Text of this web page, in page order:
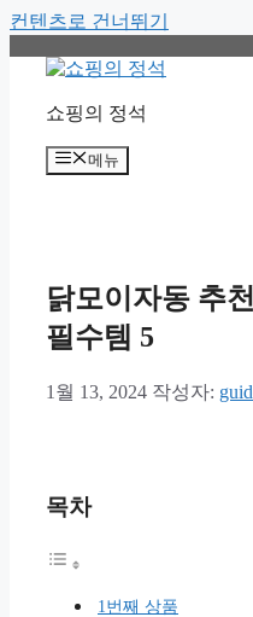
컨텐츠로 건너뛰기
쇼핑의 정석
메뉴
닭모이자동 추
필수템 5
1월 13, 2024 작성자:
목차
1번째 상품